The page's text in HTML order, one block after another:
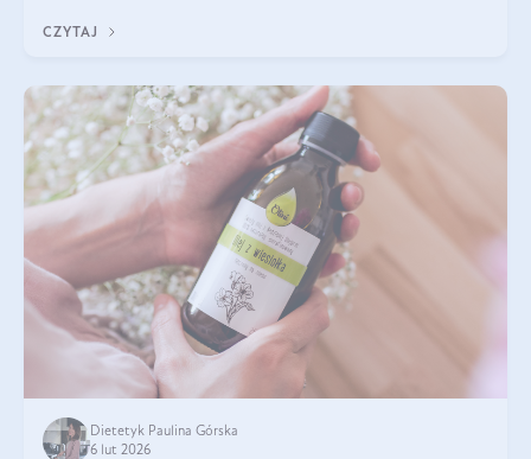
CZYTAJ
Dietetyk Paulina Górska
6 lut 2026